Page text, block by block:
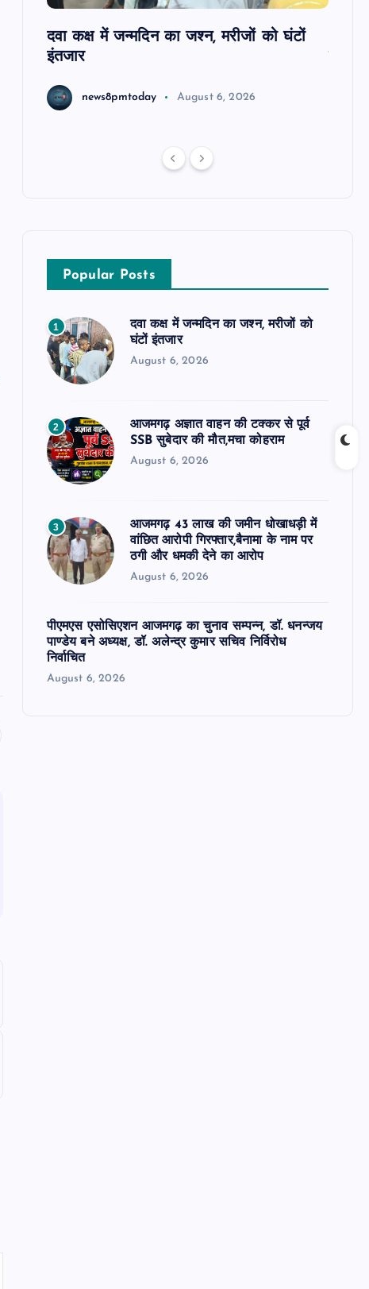
दवा कक्ष में जन्मदिन का जश्न, मरीजों को घंटों
इंतजार
news8pmtoday August 6, 2026
Popular Posts
1
दवा कक्ष में जन्मदिन का जश्न, मरीजों को
घंटों इंतजार
August 6, 2026
2
आजमगढ़ अज्ञात वाहन की टक्कर से पूर्व
SSB सुबेदार की मौत,मचा कोहराम
August 6, 2026
3
आजमगढ़ 43 लाख की जमीन धोखाधड़ी में
वांछित आरोपी गिरफ्तार,बैनामा के नाम पर
ठगी और धमकी देने का आरोप
August 6, 2026
पीएमएस एसोसिएशन आजमगढ़ का चुनाव सम्पन्न, डॉ. धनन्जय
पाण्डेय बने अध्यक्ष, डॉ. अलेन्द्र कुमार सचिव निर्विरोध
निर्वाचित
August 6, 2026